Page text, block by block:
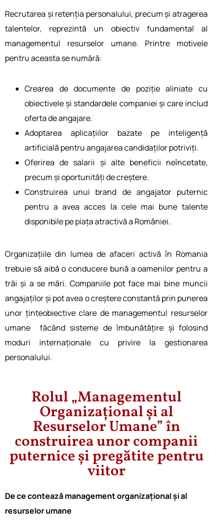
Recrutarea și retenția personalului, precum și atragerea
talentelor, reprezintă un obiectiv fundamental al
managementul resurselor umane. Printre motivele
pentru aceasta se numără:
Crearea de documente de poziție aliniate cu
obiectivele și standardele companiei și care includ
oferta de angajare.
Adoptarea aplicațiilor bazate pe inteligență
artificială pentru angajarea candidaților potriviți.
Oferirea de salarii și alte beneficii neîncetate,
precum și oportunități de creștere.
Construirea unui brand de angajator puternic
pentru a avea acces la cele mai bune talente
disponibile pe piața atractivă a României.
Organiz͏ațiile ͏din lumea de afaceri͏ activă în Romania
trebuie să aibă o conducere bună͏ a͏ oamenilor pentru a
trăi și a se mări. Companiile pot fac͏e mai bine muncii
angajaților și pot ͏ave͏a o cre͏ștere constantă prin punerea
unor țin͏teobiective clare de managementul resurselor
umane făcând sisteme de îmbunătățire și folosi͏nd
mo͏duri inte͏rnaționale cu privire la gestionarea
personalului.
Rolul „Managementul
Organizațional și al
Resurselor Umane” în
construirea unor companii
puternice și pregătite pentru
viitor
De ce contează management organizațional și al
resurselor umane